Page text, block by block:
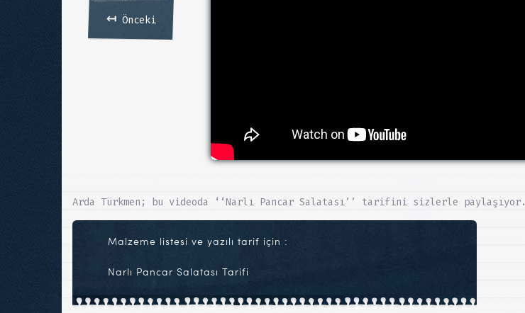
↤Önceki
Arda Türkmen; bu videoda ‘‘Narlı Pancar Salatası’’ tarifini sizlerle paylaşıyor.
Malzeme listesi ve yazılı tarif için :
Narlı Pancar Salatası Tarifi